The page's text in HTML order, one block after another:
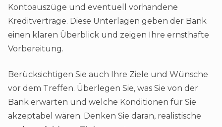
Kontoauszüge und eventuell vorhandene
Kreditverträge. Diese Unterlagen geben der Bank
einen klaren Überblick und zeigen Ihre ernsthafte
Vorbereitung.
Berücksichtigen Sie auch Ihre Ziele und Wünsche
vor dem Treffen. Überlegen Sie, was Sie von der
Bank erwarten und welche Konditionen für Sie
akzeptabel wären. Denken Sie daran, realistische